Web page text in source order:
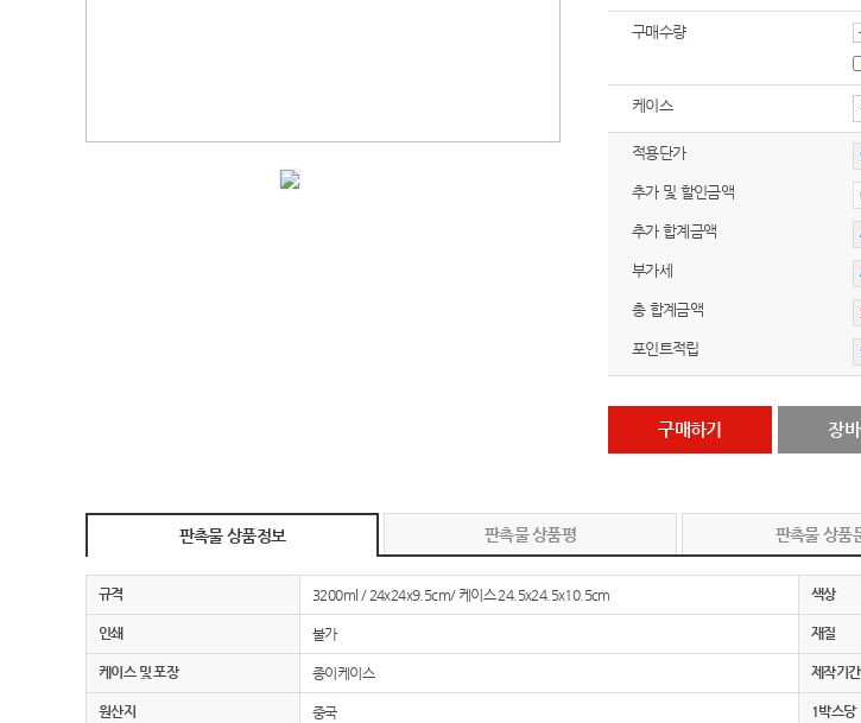
구매수량
케이스
적용단가
추가 및 할인금액
추가 합계금액
부가세
총 합계금액
포인트적립
구매하기 장
판촉물 상품정보 판촉물 상품평 판촉물 상품
규격 3200ml / 24x24x9.5cm/ 케이스 24.5x24.5x10.5cm 색상
인쇄 불가 재질
케이스 및 포장 종이케이스 제작기간
원산지 중국 1박스당